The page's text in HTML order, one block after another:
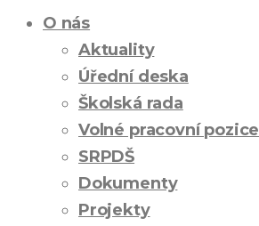
O nás
Aktuality
Úřední deska
Školská rada
Volné pracovní pozice
SRPDŠ
Dokumenty
Projekty